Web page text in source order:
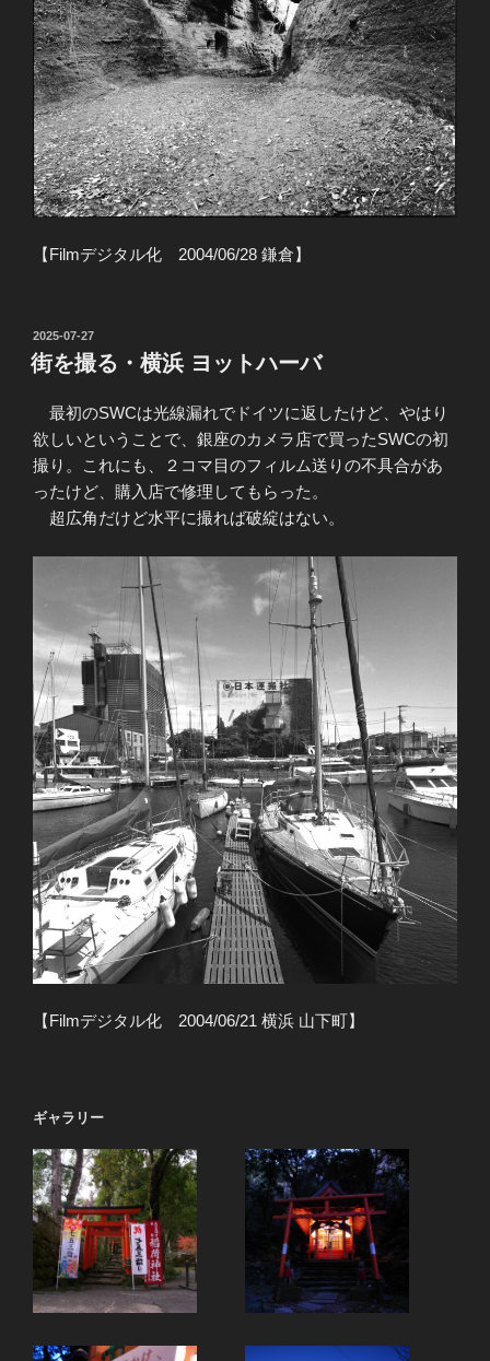
【Filmデジタル化 2004/06/28 鎌倉】
投
稿
日:
2025-07-27
街を撮る・横浜 ヨットハーバ
最初のSWCは光線漏れでドイツに返したけど、やはり
欲しいということで、銀座のカメラ店で買ったSWCの初
撮り。これにも、２コマ目のフィルム送りの不具合があ
ったけど、購入店で修理してもらった。
超広角だけど水平に撮れば破綻はない。
【Filmデジタル化 2004/06/21 横浜 山下町】
ギャラリー